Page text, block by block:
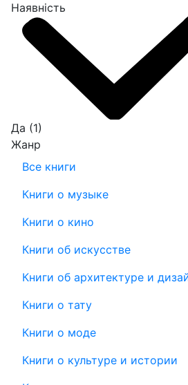
Наявність
Да (1)
Жанр
Все книги
Книги о музыке
Книги о кино
Книги об искусстве
Книги об архитектуре и
Книги о тату
Книги о моде
Книги о культуре и истории